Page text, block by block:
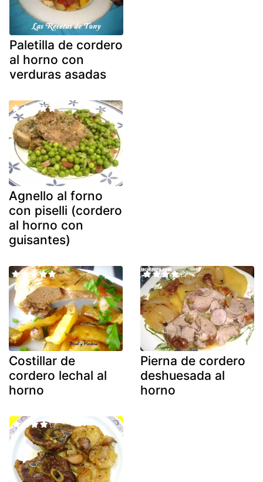
Paletilla de cordero
al horno con
verduras asadas
Agnello al forno
con piselli (cordero
al horno con
guisantes)
Costillar de
cordero lechal al
horno
Pierna de cordero
deshuesada al
horno